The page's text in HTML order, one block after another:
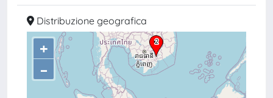
Distribuzione geografica
+
–